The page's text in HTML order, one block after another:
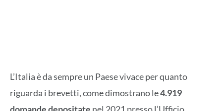
L’Italia è da sempre un Paese vivace per quanto
riguarda i brevetti, come dimostrano le4.919